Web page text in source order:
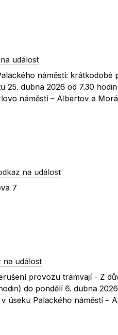
událost
náměstí:
25. dubna 2026 od 7.30
náměstí – Albertov a
na událost
7
na událost
provozu tramvají - Z
do pondělí 6. dubna
úseku Palackého náměstí –